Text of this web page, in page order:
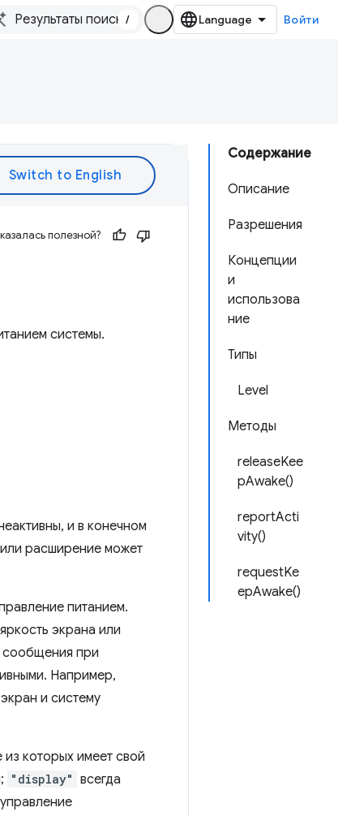
/ Войти
Содержание
Описание
Разрешения
Концепции
и
использова
ние
Типы
Level
Методы
releaseKee
pAwake()
reportActi
vity()
requestKe
epAwake()
полезной?
системы.
и в конечном
расширение может
питанием.
экрана или
сообщения при
Например,
и систему
которых имеет свой
"display" всегда